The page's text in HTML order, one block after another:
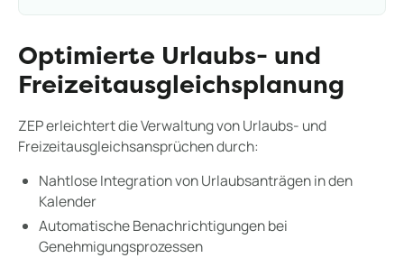
Optimierte Urlaubs- und
Freizeitausgleichsplanung
ZEP erleichtert die Verwaltung von Urlaubs- und
Freizeitausgleichsansprüchen durch:
Nahtlose Integration von Urlaubsanträgen in den
Kalender
Automatische Benachrichtigungen bei
Genehmigungsprozessen